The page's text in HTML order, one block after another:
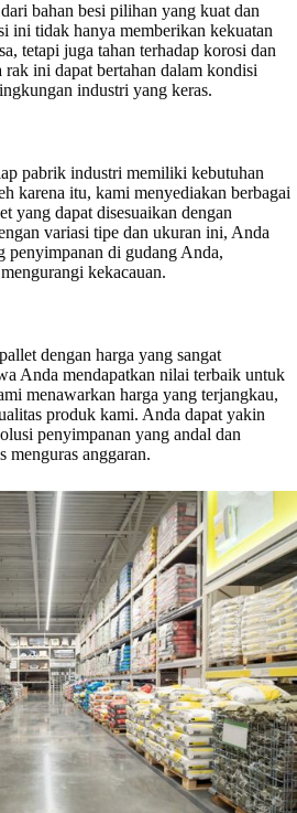
bahan besi pilihan yang kuat dan
ini tidak hanya memberikan kekuatan
tetapi juga tahan terhadap korosi dan
rak ini dapat bertahan dalam kondisi
industri yang keras.
pabrik industri memiliki kebutuhan
karena itu, kami menyediakan berbagai
yang dapat disesuaikan dengan
variasi tipe dan ukuran ini, Anda
penyimpanan di gudang Anda,
kekacauan.
dengan harga yang sangat
Anda mendapatkan nilai terbaik untuk
menawarkan harga yang terjangkau,
produk kami. Anda dapat yakin
penyimpanan yang andal dan
menguras anggaran.